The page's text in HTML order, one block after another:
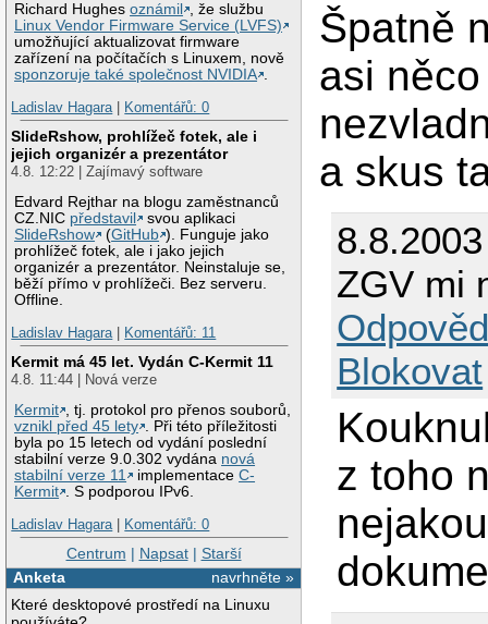
Richard Hughesoznámil
, že službu
Linux Vendor Firmware Service (LVFS)
umožňující aktualizovat firmware
zařízení na počítačích s Linuxem, nově
sponzoruje také společnost NVIDIA .
Ladislav Hagara| Komentářů: 0
SlideRshow, prohlížeč fotek, ale i
jejich organizér a prezentátor
4.8. 12:22 | Zajímavý software
Edvard Rejthar na blogu zaměstnanců
CZ.NIC představil
svou aplikaci
SlideRshow
(GitHub ). Funguje jako
prohlížeč fotek, ale i jako jejich
organizér a prezentátor. Neinstaluje se,
běží přímo v prohlížeči. Bez serveru.
Offline.
Ladislav Hagara| Komentářů: 11
Kermit má 45 let. Vydán C-Kermit 11
4.8. 11:44 | Nová verze
Kermit , tj. protokol pro přenos souborů,
vznikl před 45 lety . Při této příležitosti
byla po 15 letech od vydání poslední
stabilní verze 9.0.302 vydána nová
stabilní verze 11
implementaceC-
Kermit . S podporou IPv6.
Ladislav Hagara| Komentářů: 0
Centrum | Napsat| Starší
navrhněte »
Anketa
Které desktopové prostředí na Linuxu
Špatně
asi
a skus
ZGV mi
Blokovat
z toho